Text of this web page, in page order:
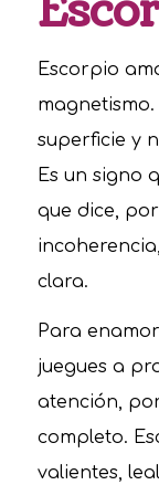
Escorpio
superficie y
Es un signo
que dice,
clara.
Para
juegues a
atención,
completo.
valientes,